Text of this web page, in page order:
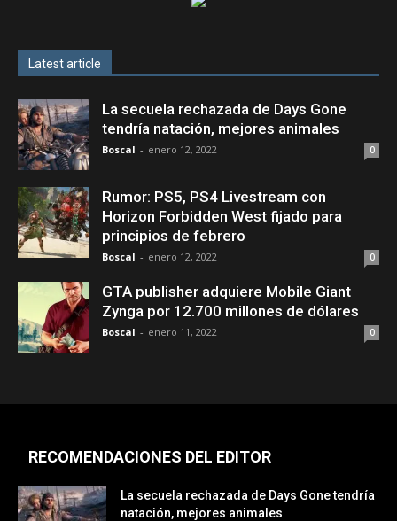
Latest article
La secuela rechazada de Days Gone
tendría natación, mejores animales
Boscal - enero 12, 2022 0
Rumor: PS5, PS4 Livestream con
Horizon Forbidden West fijado para
principios de febrero
Boscal - enero 12, 2022 0
GTA publisher adquiere Mobile Giant
Zynga por 12.700 millones de dólares
Boscal - enero 11, 2022 0
RECOMENDACIONES DEL EDITOR
La secuela rechazada de Days Gone tendría
natación, mejores animales